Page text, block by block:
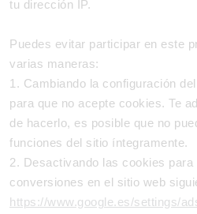
tu dirección IP.
Puedes evitar participar en este
varias maneras:
1. Cambiando la configuración
para que no acepte cookies. Te
de hacerlo, es posible que no
funciones del sitio íntegramente.
2. Desactivando las cookies para
conversiones en el sitio web
https://www.google.es/settings/